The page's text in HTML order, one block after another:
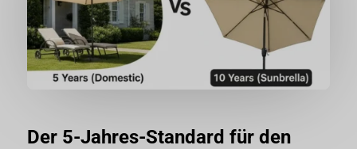
Der 5-Jahres-Standard für den